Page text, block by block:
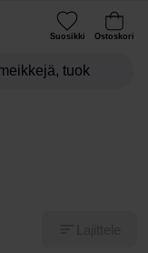
Suosikki Ostoskori